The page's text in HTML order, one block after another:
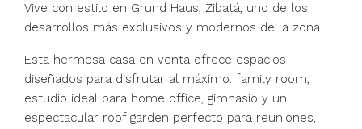
Vive con estilo en Grund Haus, Zibatá, uno de los
desarrollos más exclusivos y modernos de la zona.
Esta hermosa casa en venta ofrece espacios
diseñados para disfrutar al máximo: family room,
estudio ideal para home office, gimnasio y un
espectacular roof garden perfecto para reuniones,